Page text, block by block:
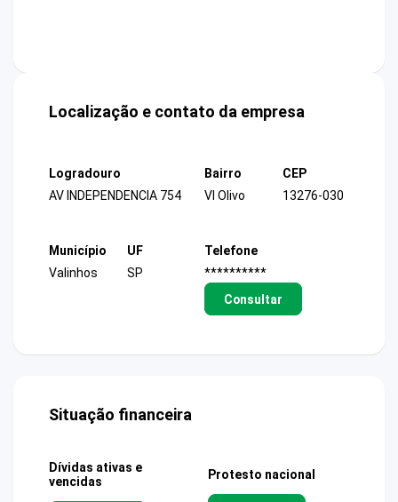
Localização e contato da empresa
Logradouro
AV INDEPENDENCIA 754
Bairro
Vl Olivo
CEP
13276-030
Município
Valinhos
UF
SP
Telefone
**********
Consultar
Situação financeira
Dívidas ativas e
vencidas
Protesto nacional